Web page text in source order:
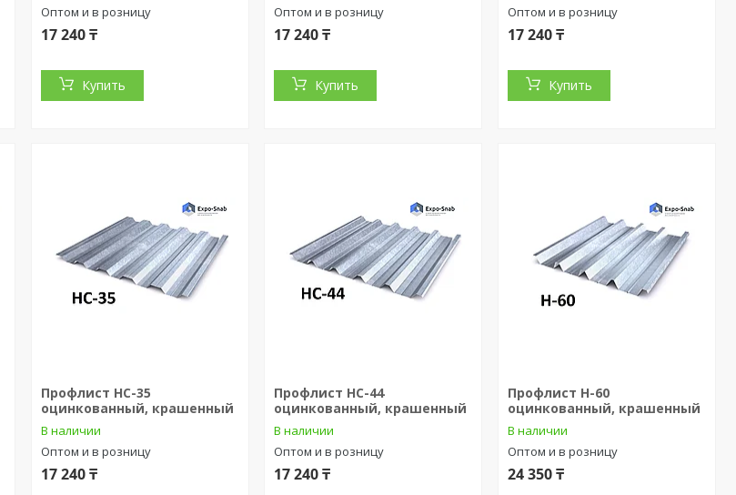
Оптом и в розницу
17 240 ₸
Купить
Оптом и в розницу
17 240 ₸
Купить
Оптом и в розницу
17 240 ₸
Купить
Профлист НС-35
оцинкованный, крашенный
В наличии
Оптом и в розницу
17 240 ₸
Профлист НС-44
оцинкованный, крашенный
В наличии
Оптом и в розницу
17 240 ₸
Профлист Н-60
оцинкованный, крашенный
В наличии
Оптом и в розницу
24 350 ₸